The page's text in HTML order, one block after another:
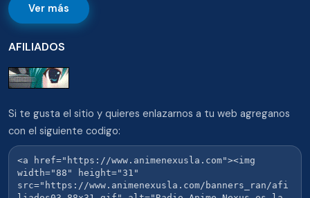
Ver más
AFILIADOS
Si te gusta el sitio y quieres enlazarnos a tu web agreganos
con el siguiente codigo: